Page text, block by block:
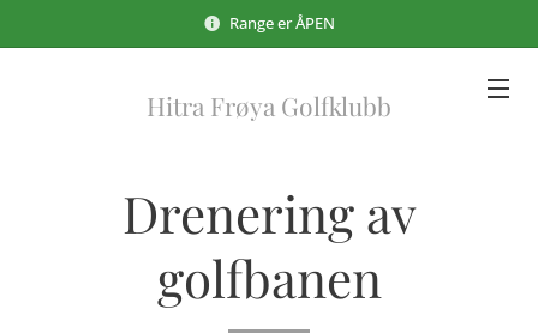
Range er ÅPEN
Hitra Frøya Golfklubb
Drenering av
golfbanen